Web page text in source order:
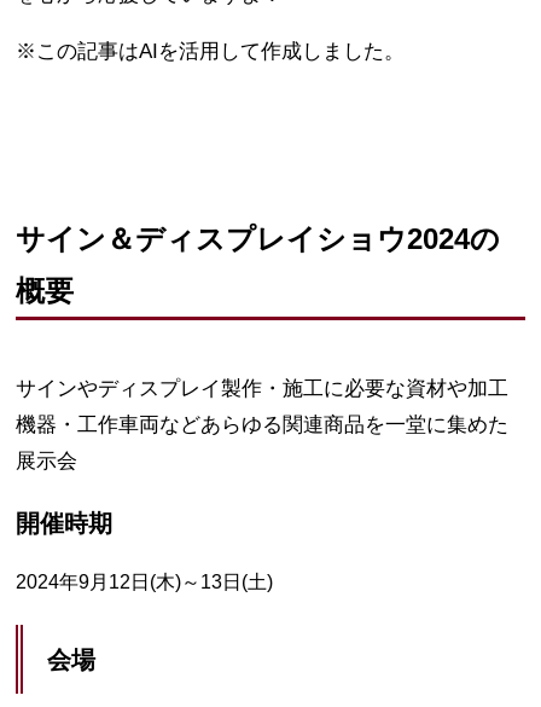
※この記事はAIを活用して作成しました。
サイン＆ディスプレイショウ2024の
概要
サインやディスプレイ製作・施工に必要な資材や加工
機器・工作車両などあらゆる関連商品を一堂に集めた
展示会
開催時期
2024年9月12日(木)～13日(土)
会場